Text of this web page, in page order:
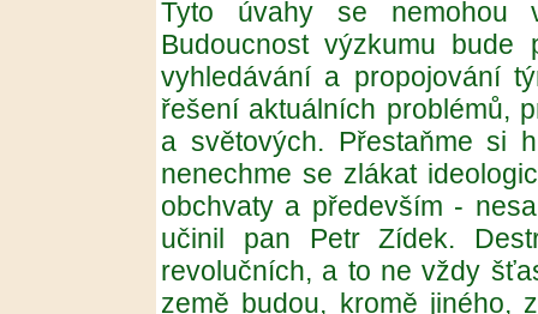
Tyto úvahy se nemohou
Budoucnost výzkumu bude
vyhledávání a propojování
řešení aktuálních problémů,
a světových. Přestaňme si
nenechme se zlákat
obchvaty a především -
učinil pan Petr Zídek.
revolučních, a to ne vždy
země budou, kromě jiného,